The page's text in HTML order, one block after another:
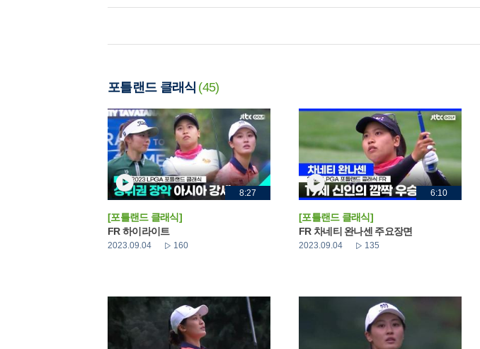
포틀랜드 클래식 (45)
8:27
[포틀랜드 클래식]
FR 하이라이트
2023.09.04 160
6:10
[포틀랜드 클래식]
FR 차네티 완나센 주요장면
2023.09.04 135